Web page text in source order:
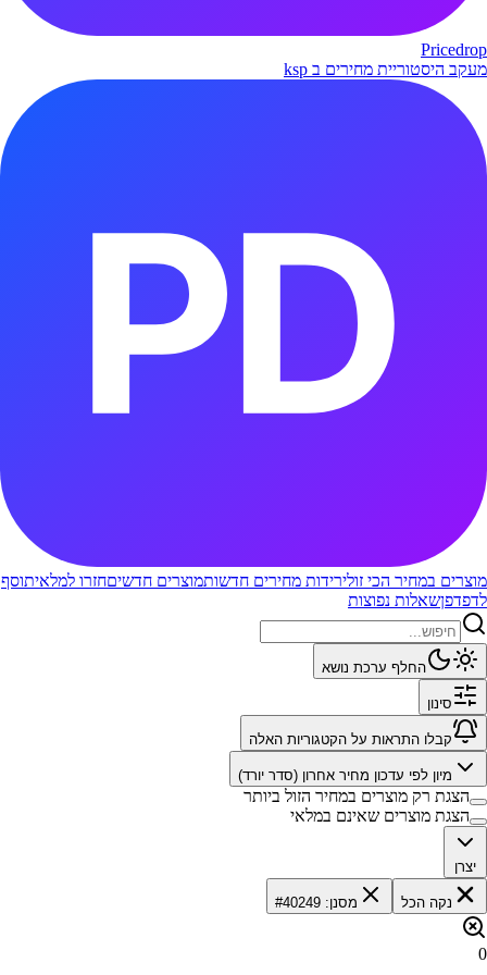
Pricedrop
מעקב היסטוריית מחירים ב ksp
מוצרים במחיר הכי זולירידות מחירים חדשותמוצרים חדשיםחזרו למלאיתוסף
לדפדפןשאלות נפוצות
החלף ערכת נושא
סינון
קבלו התראות על הקטגוריות האלה
מיון לפי עדכון מחיר אחרון (סדר יורד)
הצגת רק מוצרים במחיר הזול ביותר
הצגת מוצרים שאינם במלאי
יצרן
נקה הכל מסנן: #40249
0